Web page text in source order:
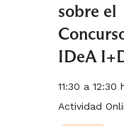
sobre el
IDeA
11:30 a 12:30
Actividad